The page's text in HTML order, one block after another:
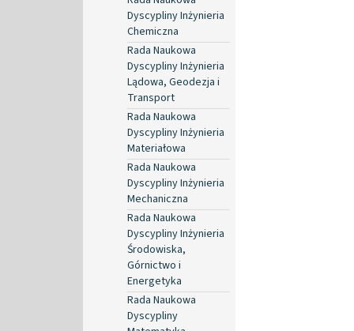
Dyscypliny Inżynieria
Chemiczna
Rada Naukowa
Dyscypliny Inżynieria
Lądowa, Geodezja i
Transport
Rada Naukowa
Dyscypliny Inżynieria
Materiałowa
Rada Naukowa
Dyscypliny Inżynieria
Mechaniczna
Rada Naukowa
Dyscypliny Inżynieria
Środowiska,
Górnictwo i
Energetyka
Rada Naukowa
Dyscypliny